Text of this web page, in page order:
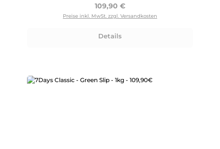
Regulärer Preis:
109,90 €
Preise inkl. MwSt. zzgl. Versandkosten
Details